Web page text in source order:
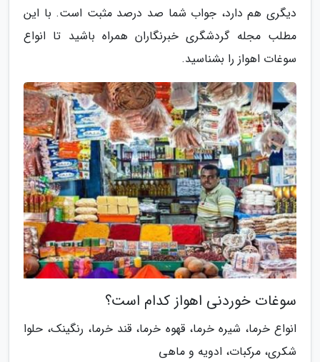
دیگری هم دارد، جواب شما صد درصد مثبت است. با این
مطلب مجله گردشگری خبرنگاران همراه باشید تا انواع
سوغات اهواز را بشناسید.
سوغات خوردنی اهواز کدام است؟
انواع خرما، شیره خرما، قهوه خرما، قند خرما، رنگینک، حلوا
شکری، مرکبات، ادویه و ماهی